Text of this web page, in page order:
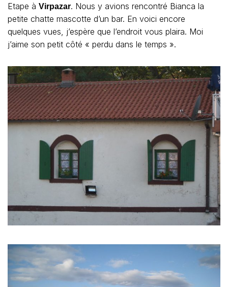
Etape à Virpazar. Nous y avions rencontré Bianca la
petite chatte mascotte d’un bar. En voici encore
quelques vues, j’espère que l’endroit vous plaira. Moi
j’aime son petit côté « perdu dans le temps ».